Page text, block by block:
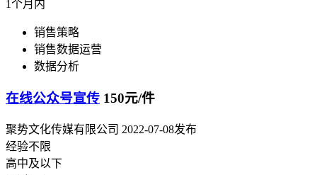
1个月内
销售策略
销售数据运营
数据分析
在线公众号宣传 150元/件
聚势文化传媒有限公司 2022-07-08发布
经验不限
高中及以下